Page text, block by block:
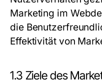
Marketing im
die
Effektivität von
1.3 Ziele des